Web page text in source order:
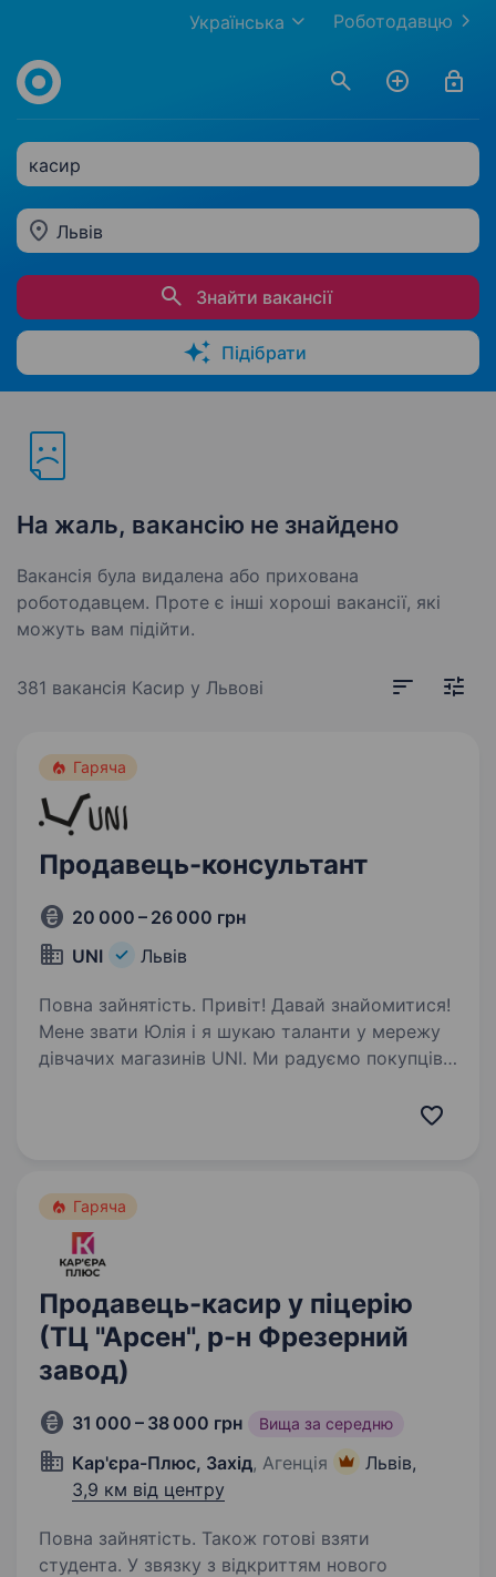
Роботодавцю
Українська
касир
Львів
Знайти вакансії
Підібрати
На жаль, вакансію не знайдено
Вакансія була видалена або прихована
роботодавцем. Проте є інші хороші вакансії, які
можуть вам підійти.
381 вакансія Касир у Львові
Гаряча
Продавець-консультант
20 000 – 26 000 грн
UNI
Львів
Повна зайнятість. Привіт! Давай знайомитися!
Мене звати Юлія і я шукаю таланти у мережу
дівчачих магазинів UNI. Ми радуємо покупців
емоціями та крутими товарами вже більше
Гаряча
Продавець-касир у піцерію
(ТЦ "Арсен", р-н Фрезерний
завод)
31 000 – 38 000 грн Вища за середню
Кар'єра-Плюс, Захід, Агенція
Львів,
3,9 км від центру
Повна зайнятість. Також готові взяти
студента. У звязку з відкриттям нового